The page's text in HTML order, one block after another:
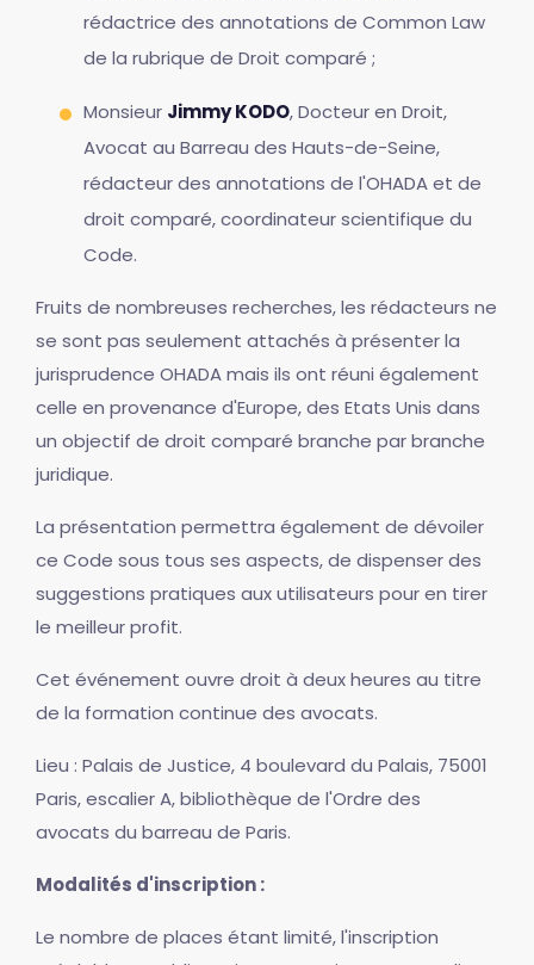
rédactrice des annotations de Common Law
de la rubrique de Droit comparé ;
Monsieur Jimmy KODO, Docteur en Droit,
Avocat au Barreau des Hauts-de-Seine,
rédacteur des annotations de l'OHADA et de
droit comparé, coordinateur scientifique du
Code.
Fruits de nombreuses recherches, les rédacteurs ne
se sont pas seulement attachés à présenter la
jurisprudence OHADA mais ils ont réuni également
celle en provenance d'Europe, des Etats Unis dans
un objectif de droit comparé branche par branche
juridique.
La présentation permettra également de dévoiler
ce Code sous tous ses aspects, de dispenser des
suggestions pratiques aux utilisateurs pour en tirer
le meilleur profit.
Cet événement ouvre droit à deux heures au titre
de la formation continue des avocats.
Lieu : Palais de Justice, 4 boulevard du Palais, 75001
Paris, escalier A, bibliothèque de l'Ordre des
avocats du barreau de Paris.
Modalités d'inscription :
Le nombre de places étant limité, l'inscription